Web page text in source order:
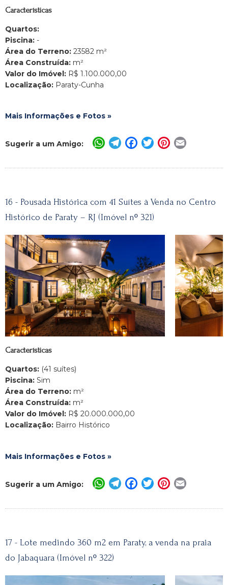
Características
Quartos:
Piscina: -
Área do Terreno: 23582 m²
Área Construída: m²
Valor do Imóvel: R$ 1.100.000,00
Localização: Paraty-Cunha
Mais Informações e Fotos »
Sugerir a um Amigo: WhatsApp
Telegram
Facebook
TwitterPinterest
16 - Pousada Histórica com 41 Suítes à Venda no Centro
Histórico de Paraty – RJ (Imóvel nº 321)
Características
Quartos: (41 suítes)
Piscina: Sim
Área do Terreno: m²
Área Construída: m²
Valor do Imóvel: R$ 20.000.000,00
Localização: Bairro Histórico
Mais Informações e Fotos »
Sugerir a um Amigo: WhatsApp
Telegram
Facebook
TwitterPinterest
17 - Lote medindo 360 m2 em Paraty, a venda na praia
do Jabaquara (Imóvel nº 322)